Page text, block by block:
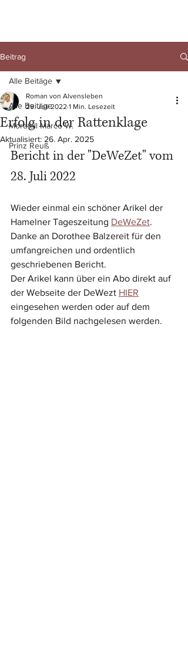
Beitrag
Alle Beitäge
Mordfall Marco W.
Prinz Reuß
Alle Beitäge
Erfolg in der Rattenklage
Roman von Alvensleben
29. Juli 2022 1 Min. Lesezeit
Aktualisiert: 26. Apr. 2025
Bericht in der "DeWeZet" vom
28. Juli 2022
Wieder einmal ein schöner Arikel der
Hamelner Tageszeitung DeWeZet.
Danke an Dorothee Balzereit für den
umfangreichen und ordentlich
geschriebenen Bericht.
Der Arikel kann über ein Abo direkt auf
der Webseite der DeWezt HIER
eingesehen werden oder auf dem
folgenden Bild nachgelesen werden.